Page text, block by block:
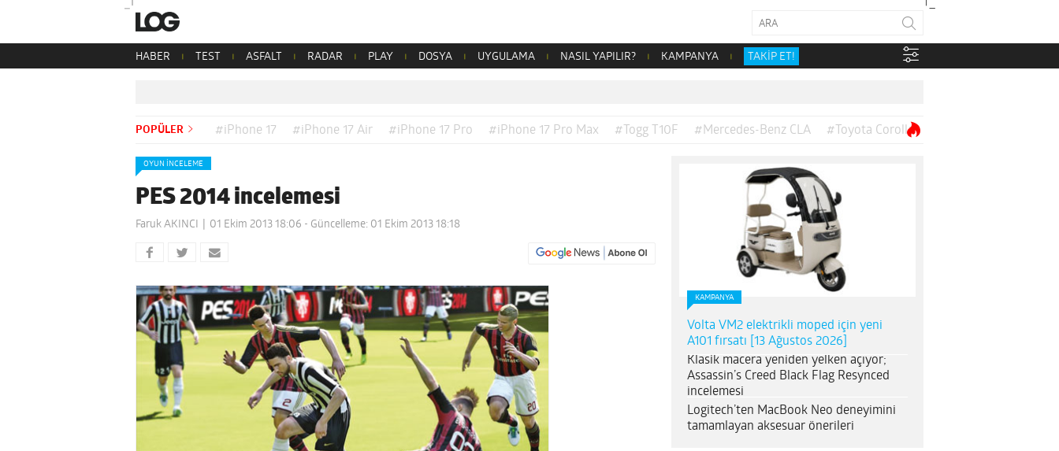
HABER TEST ASFALT RADAR PLAY DOSYA UYGULAMA NASIL YAPILIR? KAMPANYA TAKİP ET!
POPÜLER #iPhone 17 #iPhone 17 Air #iPhone 17 Pro #iPhone 17 Pro Max #Togg T10F #Mercedes-Benz CLA #Toyota Corolla
OYUN İNCELEME
PES 2014 incelemesi
Faruk AKINCI 01 Ekim 2013 18:06 - Güncelleme: 01 Ekim 2013 18:18
KAMPANYA
Volta VM2 elektrikli moped için yeni
A101 fırsatı [13 Ağustos 2026]
Klasik macera yeniden yelken açıyor;
Assassin’s Creed Black Flag Resynced
incelemesi
Logitech’ten MacBook Neo deneyimini
tamamlayan aksesuar önerileri